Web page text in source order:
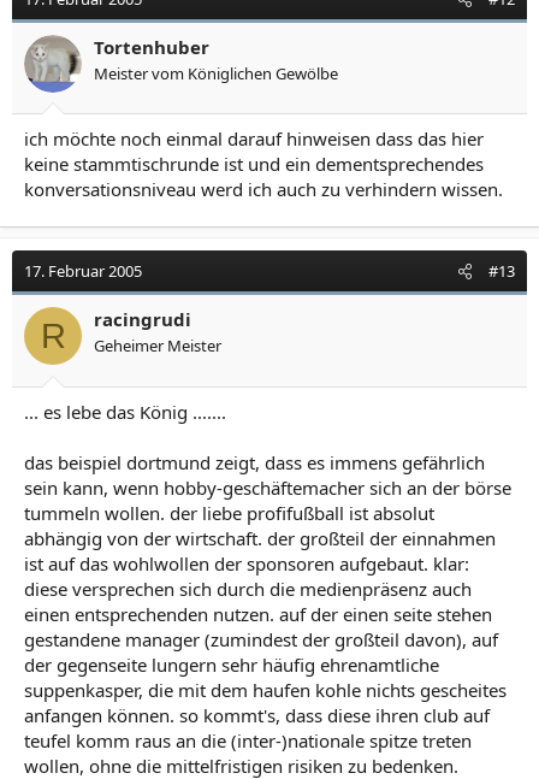
Tortenhuber
Meister vom Königlichen Gewölbe
ich möchte noch einmal darauf hinweisen dass das hier
keine stammtischrunde ist und ein dementsprechendes
konversationsniveau werd ich auch zu verhindern wissen.
17. Februar 2005 #13
R racingrudi
Geheimer Meister
... es lebe das König .......
das beispiel dortmund zeigt, dass es immens gefährlich
sein kann, wenn hobby-geschäftemacher sich an der börse
tummeln wollen. der liebe profifußball ist absolut
abhängig von der wirtschaft. der großteil der einnahmen
ist auf das wohlwollen der sponsoren aufgebaut. klar:
diese versprechen sich durch die medienpräsenz auch
einen entsprechenden nutzen. auf der einen seite stehen
gestandene manager (zumindest der großteil davon), auf
der gegenseite lungern sehr häufig ehrenamtliche
suppenkasper, die mit dem haufen kohle nichts gescheites
anfangen können. so kommt's, dass diese ihren club auf
teufel komm raus an die (inter-)nationale spitze treten
wollen, ohne die mittelfristigen risiken zu bedenken.